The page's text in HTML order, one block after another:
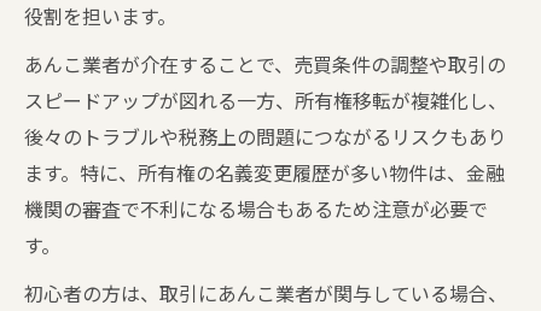
役割を担います。
あんこ業者が介在することで、売買条件の調整や取引の
スピードアップが図れる一方、所有権移転が複雑化し、
後々のトラブルや税務上の問題につながるリスクもあり
ます。特に、所有権の名義変更履歴が多い物件は、金融
機関の審査で不利になる場合もあるため注意が必要で
す。
初心者の方は、取引にあんこ業者が関与している場合、